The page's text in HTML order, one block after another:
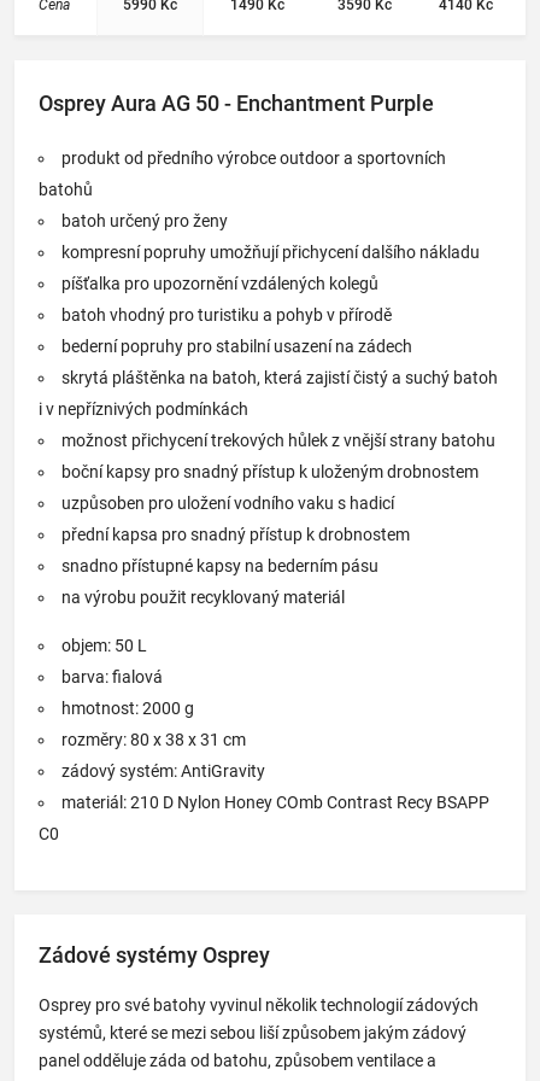
batohy
Cena
Contrast
5990 Kč 1490 Kč 3590 Kč
treatment:
4140 Kč
Osprey Aura AG 50 - Enchantment Purple
produkt od předního výrobce outdoor a sportovních
batohů
batoh určený pro ženy
kompresní popruhy umožňují přichycení dalšího nákladu
píšťalka pro upozornění vzdálených kolegů
batoh vhodný pro turistiku a pohyb v přírodě
bederní popruhy pro stabilní usazení na zádech
skrytá pláštěnka na batoh, která zajistí čistý a suchý batoh
i v nepříznivých podmínkách
možnost přichycení trekových hůlek z vnější strany batohu
boční kapsy pro snadný přístup k uloženým drobnostem
uzpůsoben pro uložení vodního vaku s hadicí
přední kapsa pro snadný přístup k drobnostem
snadno přístupné kapsy na bederním pásu
na výrobu použit recyklovaný materiál
objem: 50 L
barva: fialová
hmotnost: 2000 g
rozměry: 80 x 38 x 31 cm
zádový systém: AntiGravity
materiál: 210 D Nylon Honey COmb Contrast Recy BSAPP
C0
Zádové systémy Osprey
Osprey pro své batohy vyvinul několik technologií zádových
systémů, které se mezi sebou liší způsobem jakým zádový
panel odděluje záda od batohu, způsobem ventilace a